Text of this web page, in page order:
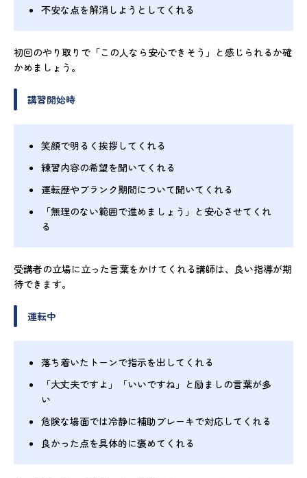
不安な点を解消しようとしてくれる
初回のやり取りで「この人なら安心できそう」と感じられるか確
かめましょう。
講習開始時
笑顔で明るく挨拶してくれる
練習内容の希望を聞いてくれる
運転歴やブランク期間について聞いてくれる
「無理のない範囲で進めましょう」と安心させてくれ
る
受講者の立場に立った言葉をかけてくれる講師は、良い指導が期
待できます。
運転中
落ち着いたトーンで指示を出してくれる
「大丈夫ですよ」「いいですね」と励ましの言葉が多
い
危険な場面では冷静に補助ブレーキで対応してくれる
良かった点を具体的に褒めてくれる